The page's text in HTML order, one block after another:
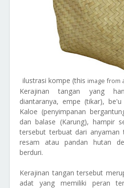
ilustrasi kompe (this image from
Kerajinan tangan yang
diantaranya, empe (tikar),
Kaloe (penyimpanan
dan balase (Karung), hampir
tersebut terbuat dari anyaman
resam atau pandan hutan
berduri.
Kerajinan tangan tersebut
adat yang memiliki peran